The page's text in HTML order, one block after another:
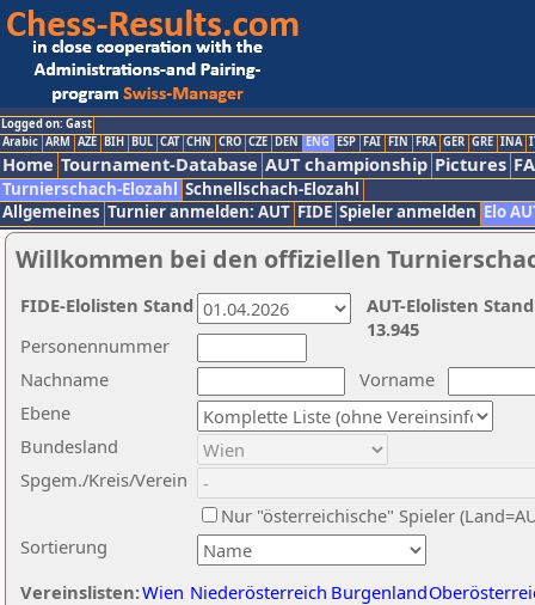
Logged on: Gast
Arabic ARM AZE BIH BUL CAT CHN CRO CZE DEN ENG ESP FAI FIN FRA GER GRE INA
Home Tournament-Database AUT championship Pictures
Turnierschach-Elozahl Schnellschach-Elozahl
Allgemeines Turnier anmelden: AUT FIDE Spieler anmelden Elo
Willkommen bei den offiziellen
Nachname
Vorname
Ebene
Sortierung
Personennummer
Bundesland
Spgem./Kreis/Verein
Nur "österreichische" Spieler
Vereinslisten:Wien Niederösterreich Burgenland
AUT-Elolisten
13.945
FIDE-Elolisten Stand